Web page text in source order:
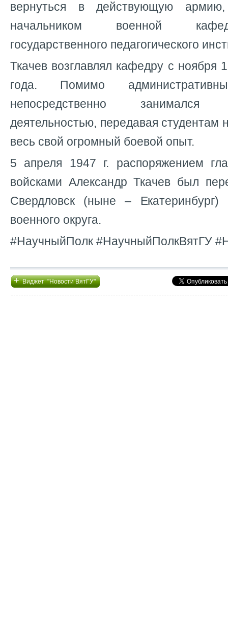
вернуться в действующую
начальником военной
государственного педагогического
Ткачев возглавлял кафедру с ноября
года. Помимо
непосредственно занимался
деятельностью, передавая студентам
весь свой огромный боевой опыт.
5 апреля 1947 г. распоряжением
войсками Александр Ткачев был
Свердловск (ныне –
военного округа.
#НаучныйПолк #НаучныйПолкВятГУ
+Виджет "Новости ВятГУ"